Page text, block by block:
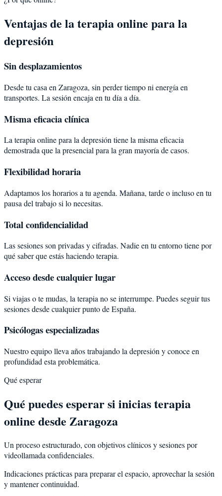
Ventajas de la terapia online para la
depresión
Sin desplazamientos
Desde tu casa en Zaragoza, sin perder tiempo ni energía en
transportes. La sesión encaja en tu día a día.
Misma eficacia clínica
La terapia online para la depresión tiene la misma eficacia
demostrada que la presencial para la gran mayoría de casos.
Flexibilidad horaria
Adaptamos los horarios a tu agenda. Mañana, tarde o incluso en tu
pausa del trabajo si lo necesitas.
Total confidencialidad
Las sesiones son privadas y cifradas. Nadie en tu entorno tiene por
qué saber que estás haciendo terapia.
Acceso desde cualquier lugar
Si viajas o te mudas, la terapia no se interrumpe. Puedes seguir tus
sesiones desde cualquier punto de España.
Psicólogas especializadas
Nuestro equipo lleva años trabajando la depresión y conoce en
profundidad esta problemática.
Qué esperar
Qué puedes esperar si inicias terapia
online desde Zaragoza
Un proceso estructurado, con objetivos clínicos y sesiones por
videollamada confidenciales.
Indicaciones prácticas para preparar el espacio, aprovechar la sesión
y mantener continuidad.